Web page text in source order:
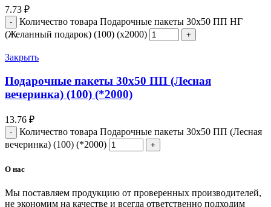
7.73 ₽
Количество товара Подарочные пакеты 30х50 ПП НГ
(Желанный подарок) (100) (х2000)
Закрыть
Подарочные пакеты 30х50 ПП (Лесная
вечеринка) (100) (*2000)
13.76 ₽
Количество товара Подарочные пакеты 30х50 ПП (Лесная
вечеринка) (100) (*2000)
О нас
Мы поставляем продукцию от проверенных производителей,
не экономим на качестве и всегда ответственно подходим